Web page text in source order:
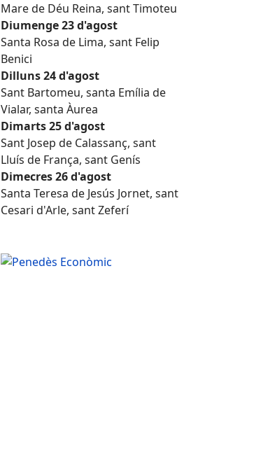
Mare de Déu Reina, sant Timoteu
Diumenge 23 d'agost
Santa Rosa de Lima, sant Felip
Benici
Dilluns 24 d'agost
Sant Bartomeu, santa Emília de
Vialar, santa Àurea
Dimarts 25 d'agost
Sant Josep de Calassanç, sant
Lluís de França, sant Genís
Dimecres 26 d'agost
Santa Teresa de Jesús Jornet, sant
Cesari d'Arle, sant Zeferí